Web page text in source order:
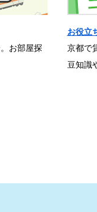
お部屋探
お役立
京都で
豆知識